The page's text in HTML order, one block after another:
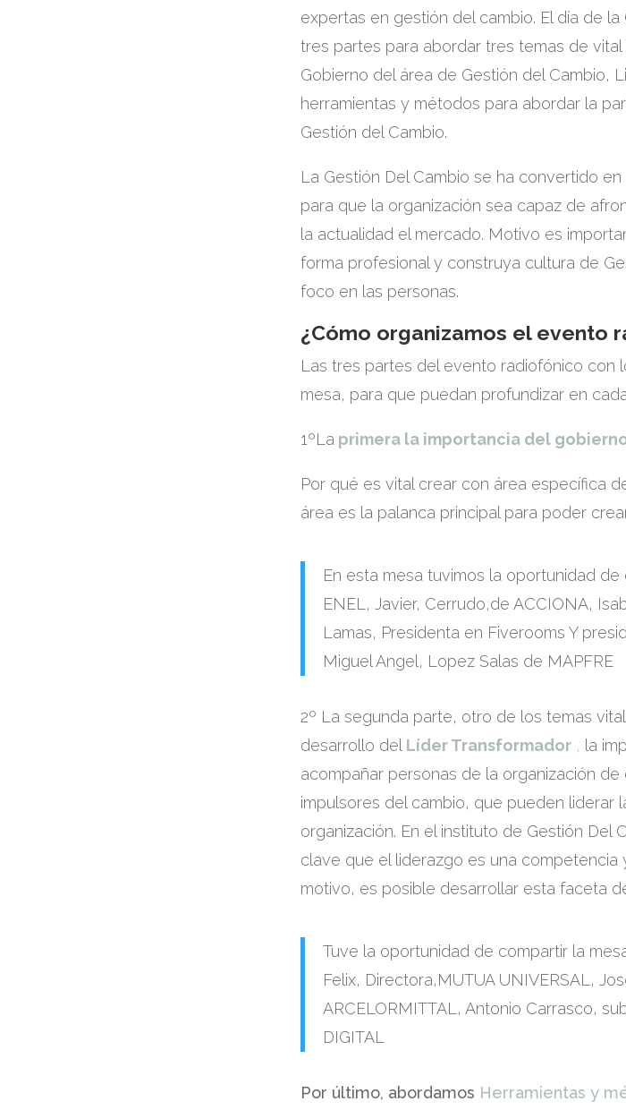
expertas en gestión del cambio. El día de
tres partes para abordar tres temas de vital
Gobierno del área de Gestión del Cambio,
herramientas y métodos para abordar la
Gestión del Cambio.
La Gestión Del Cambio se ha convertido
para que la organización sea capaz de
la actualidad el mercado. Motivo es
forma profesional y construya cultura de
foco en las personas.
¿Cómo organizamos el evento
Las tres partes del evento radiofónico con
mesa, para que puedan profundizar en
1ºLa primera la importancia del
Por qué es vital crear con área específica
área es la palanca principal para poder
En esta mesa tuvimos la oportunidad
ENEL, Javier, Cerrudo,de ACCIONA,
Lamas, Presidenta en Fiverooms Y
Miguel Angel, Lopez Salas de MAPFRE
2º La segunda parte, otro de los temas
desarrollo del Líder Transformador , la
acompañar personas de la organización
impulsores del cambio, que pueden liderar
organización. En el instituto de Gestión Del
clave que el liderazgo es una
motivo, es posible desarrollar esta faceta
Tuve la oportunidad de compartir la
Felix, Directora,MUTUA UNIVERSAL,
ARCELORMITTAL, Antonio Carrasco,
DIGITAL
Por último, abordamos Herramientas y